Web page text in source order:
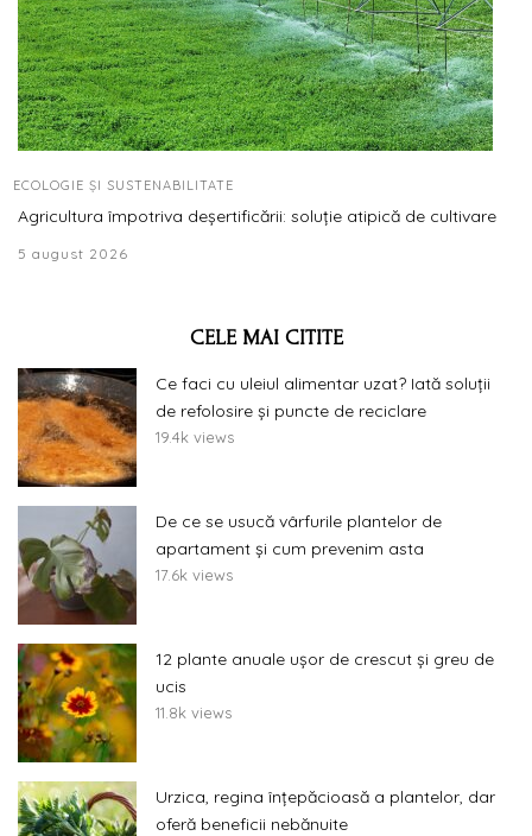
ECOLOGIE ȘI SUSTENABILITATE
Agricultura împotriva deșertificării: soluție atipică de cultivare
5 august 2026
CELE MAI CITITE
Ce faci cu uleiul alimentar uzat? Iată soluții
de refolosire și puncte de reciclare
19.4k views
De ce se usucă vârfurile plantelor de
apartament și cum prevenim asta
17.6k views
12 plante anuale ușor de crescut și greu de
ucis
11.8k views
Urzica, regina înțepăcioasă a plantelor, dar
oferă beneficii nebănuite